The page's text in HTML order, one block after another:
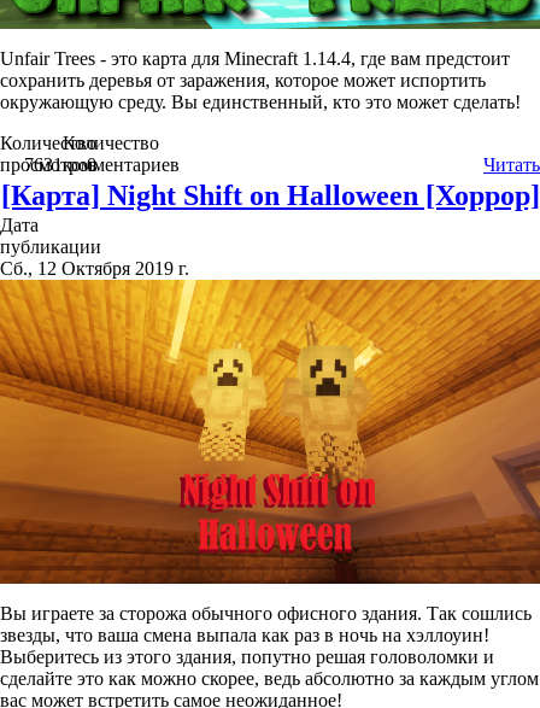
Unfair Trees - это карта для Minecraft 1.14.4, где вам предстоит
сохранить деревья от заражения, которое может испортить
окружающую среду. Вы единственный, кто это может сделать!
Количество
просмотров
7631
Количество
комментариев
0 Читать
[Карта] Night Shift on Halloween [Хоррор]
Дата
публикации
Сб., 12 Октября 2019 г.
Вы играете за сторожа обычного офисного здания. Так сошлись
звезды, что ваша смена выпала как раз в ночь на хэллоуин!
Выберитесь из этого здания, попутно решая головоломки и
сделайте это как можно скорее, ведь абсолютно за каждым углом
вас может встретить самое неожиданное!